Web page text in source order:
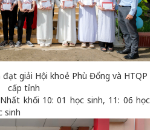
giải Hội khoẻ Phù Đổng và HTQP
cấp tỉnh
khối 10: 01 học sinh, 11: 06 học
sinh